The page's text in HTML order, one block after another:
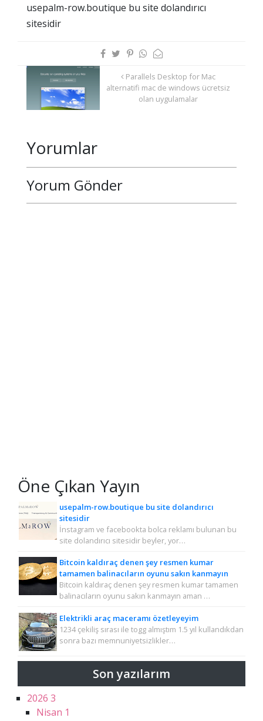
usepalm-row.boutique bu site dolandırıcı
sitesidir
Parallels Desktop for Mac
alternatifi mac de windows ücretsiz
olan uygulamalar
Yorumlar
Yorum Gönder
Öne Çıkan Yayın
usepalm-row.boutique bu site dolandırıcı
sitesidir
İnstagram ve facebookta bolca reklamı bulunan bu
site dolandırıcı sitesidir beyler, yor…
Bitcoin kaldıraç denen şey resmen kumar
tamamen balinacıların oyunu sakın kanmayın
Bitcoin kaldıraç denen şey resmen kumar tamamen
balinacıların oyunu sakın kanmayın aman …
Elektrikli araç maceramı özetleyeyim
1234 çekiliş sırası ile togg almıştım 1.5 yıl kullandıkdan
sonra bazı memnuniyetsizlikler…
Son yazılarım
2026 3
Nisan 1